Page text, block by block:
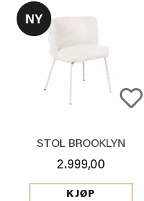
STOL BROOKLYN
2.999,00
KJØP